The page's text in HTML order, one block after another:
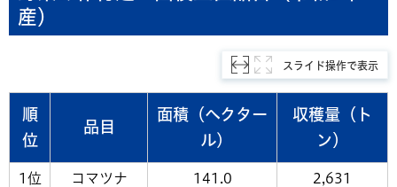
産）
スライド操作で表示
順
位
品目
面積 （ヘクター
ル)
収穫量（ト
ン）
1位 コマツナ 141.0 2,631